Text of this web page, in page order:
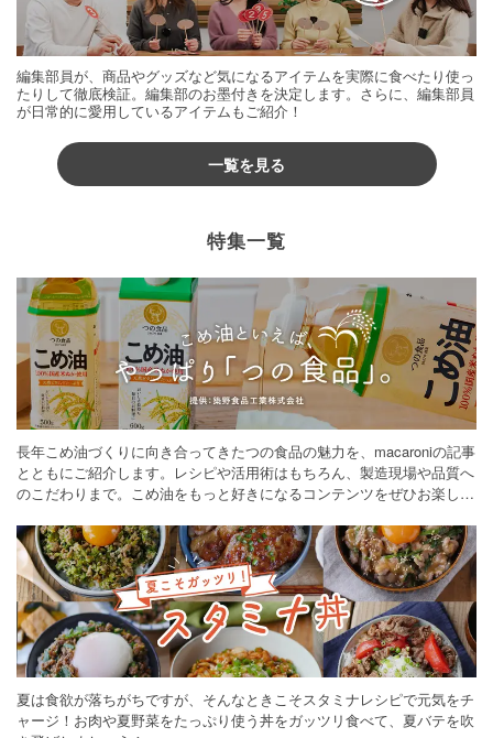
編集部員が、商品やグッズなど気になるアイテムを実際に食べたり使っ
たりして徹底検証。編集部のお墨付きを決定します。さらに、編集部員
が日常的に愛用しているアイテムもご紹介！
一覧を見る
特集一覧
長年こめ油づくりに向き合ってきたつの食品の魅力を、macaroniの記事
とともにご紹介します。レシピや活用術はもちろん、製造現場や品質へ
のこだわりまで。こめ油をもっと好きになるコンテンツをぜひお楽しみ
夏は食欲が落ちがちですが、そんなときこそスタミナレシピで元気をチ
ャージ！お肉や夏野菜をたっぷり使う丼をガッツリ食べて、夏バテを吹